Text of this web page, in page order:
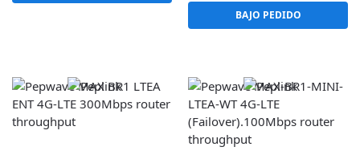
BAJO PEDIDO